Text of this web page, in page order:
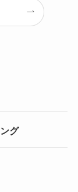
グ